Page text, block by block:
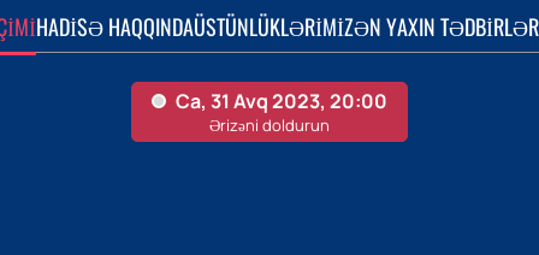
HADISƏ HAQQINDAÜSTÜNLÜKLƏRIMIZƏN YAXIN TƏDBIRLƏR